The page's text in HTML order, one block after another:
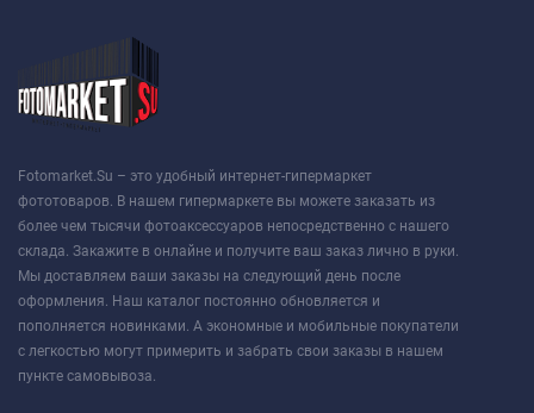
Fotomarket.Su – это удобный интернет-гипермаркет
фототоваров. В нашем гипермаркете вы можете заказать из
более чем тысячи фотоаксессуаров непосредственно с нашего
склада. Закажите в онлайне и получите ваш заказ лично в руки.
Мы доставляем ваши заказы на следующий день после
оформления. Наш каталог постоянно обновляется и
пополняется новинками. А экономные и мобильные покупатели
с легкостью могут примерить и забрать свои заказы в нашем
пункте самовывоза.